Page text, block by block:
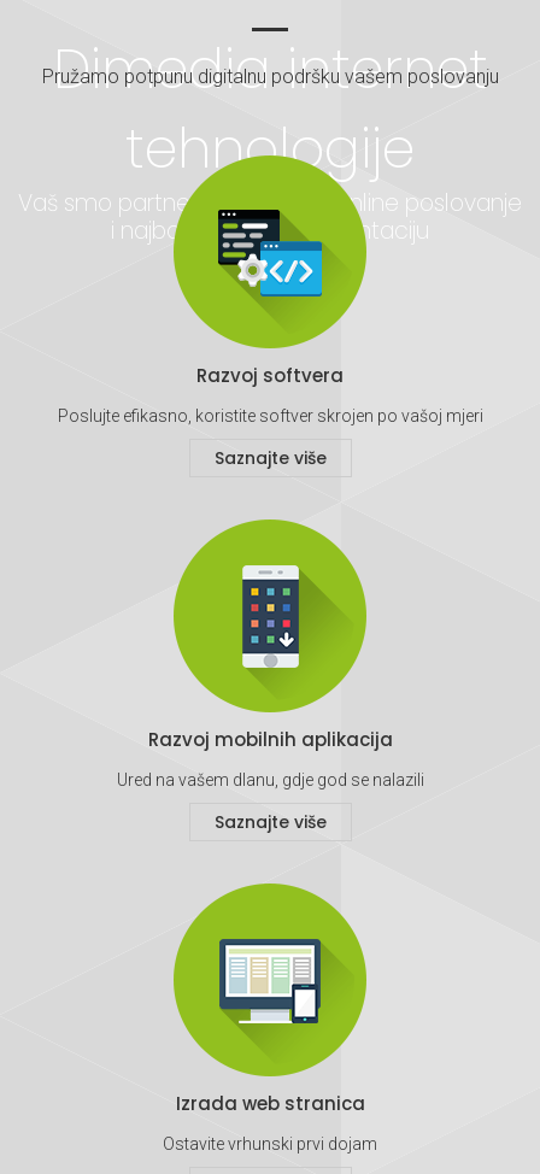
Dimedia internet
tehnologije
Vaš smo partner za uspješno online poslovanje
i najbolju internet prezentaciju
Pružamo potpunu digitalnu podršku vašem poslovanju
Razvoj softvera
Poslujte efikasno, koristite softver skrojen po vašoj mjeri
Saznajte više
Razvoj mobilnih aplikacija
Ured na vašem dlanu, gdje god se nalazili
Saznajte više
Izrada web stranica
Ostavite vrhunski prvi dojam